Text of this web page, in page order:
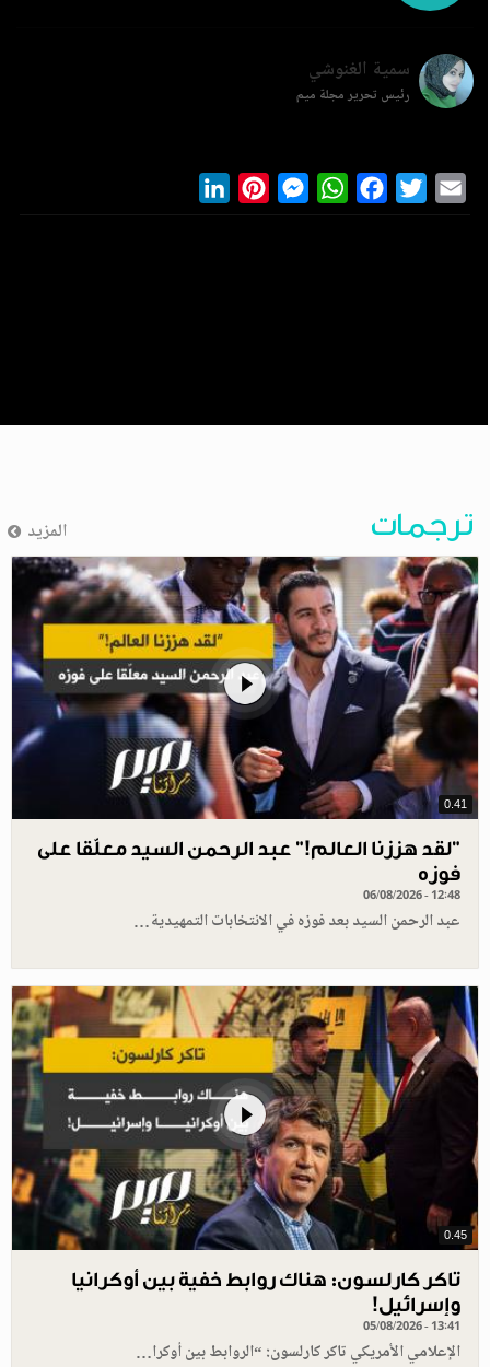
سمية الغنوشي
رئيس تحرير مجلة ميم
LinkedInPinterestMessengerWhatsAppFacebook
Twitter
ترجمات المزيد
0.41
”لقد هززنا العالم!” عبد الرحمن السيد معلّقا على
فوزه
06/08/2026 - 12:48
عبد الرحمن السيد بعد فوزه في الانتخابات التمهيدية…
0.45
تاكر كارلسون: هناك روابط خفية بين أوكرانيا
وإسرائيل!
05/08/2026 - 13:41
الإعلامي الأمريكي تاكر كارلسون: “الروابط بين أوكرا…